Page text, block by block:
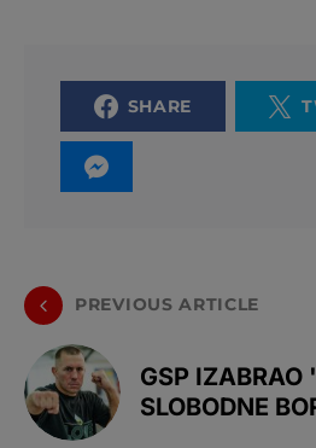
SHARE
PREVIOUS ARTICLE
GSP IZABRAO
SLOBODNE